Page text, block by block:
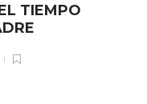
TIEMPO